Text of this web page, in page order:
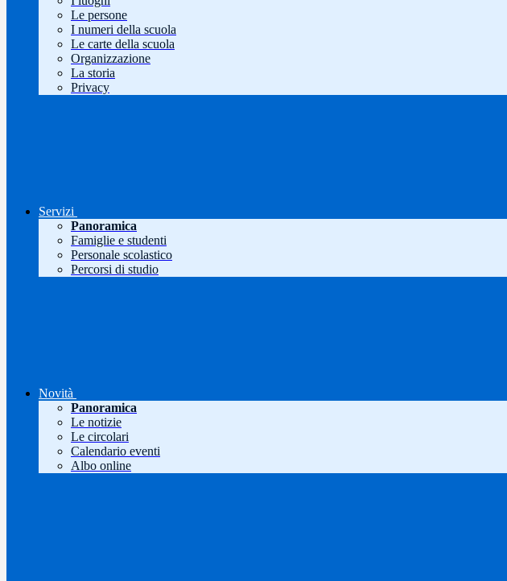
Le persone
I numeri della scuola
Le carte della scuola
Organizzazione
La storia
Privacy
Servizi
Panoramica
Famiglie e studenti
Personale scolastico
Percorsi di studio
Novità
Panoramica
Le notizie
Le circolari
Calendario eventi
Albo online